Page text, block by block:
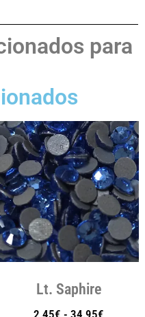
para
Lt. Saphire
2,45€ - 34,95€